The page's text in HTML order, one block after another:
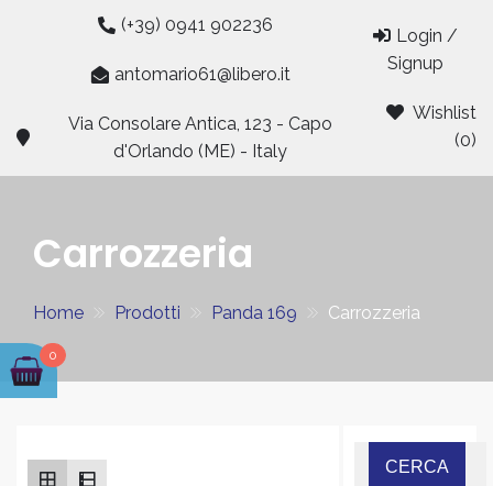
(+39) 0941 902236
antomario61@libero.it
Via Consolare Antica, 123 - Capo
d'Orlando (ME) - Italy
Login /
Signup
Wishlist
(0)
Carrozzeria
Home Prodotti Panda 169 Carrozzeria
0